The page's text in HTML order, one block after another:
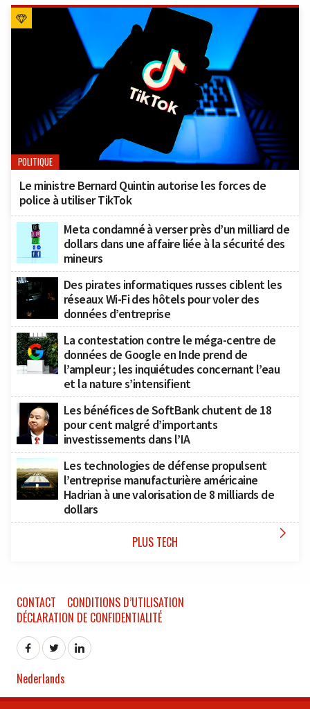
POLITIQUE
Le ministre Bernard Quintin autorise les forces de
police à utiliser TikTok
Meta condamné à verser près d’un milliard de
dollars dans une affaire liée à la sécurité des
mineurs
Des pirates informatiques russes ciblent les
réseaux Wi-Fi des hôtels pour voler des
données d’entreprise
La contestation contre le méga-centre de
données de Google en Inde prend de
l’ampleur ; les inquiétudes concernant l’eau
et la nature s’intensifient
Les bénéfices de SoftBank chutent de 18
pour cent malgré d’importants
investissements dans l’IA
Les technologies de défense propulsent
l’entreprise manufacturière américaine
Hadrian à une valorisation de 8 milliards de
dollars
PLUS TECH 
CONTACT
CONDITIONS D’UTILISATION
DÉCLARATION DE CONFIDENTIALITÉ
Nederlands